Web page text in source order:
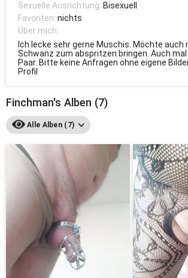
Sexuelle Ausrichtung: Bisexuell
Favoriten:nichts
Über mich:
Ich lecke sehr gerne Muschis. Möchte auch
Schwanz zum abspritzen bringen. Auch
Paar. Bitte keine Anfragen ohne eigene
Profil
Finchman's Alben (7)
Alle Alben (7)